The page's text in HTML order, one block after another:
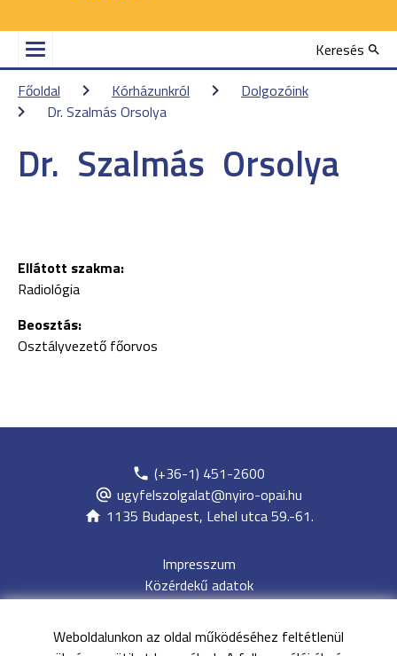
Weboldalunkon az oldal működéséhez feltétlenül
Keresés
Főoldal
Kórházunkról
Dolgozóink
Dr. Szalmás Orsolya
Dr. Szalmás Orsolya
Ellátott szakma:
Radiológia
Beosztás:
Osztályvezető főorvos
(+36-1) 451-2600
ugyfelszolgalat@nyiro-opai.hu
1135 Budapest, Lehel utca 59.-61.
Impresszum
Közérdekű adatok
Adatvédelem
Jogi nyilatkozat
Archívum